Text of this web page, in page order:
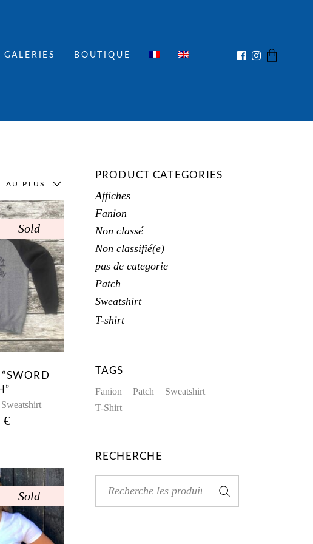
GALERIES BOUTIQUE
TRI DU PLUS RÉCENT AU PLUS ANCIEN
Sold
Sweatshirt
€
Sold
PRODUCT CATEGORIES
Affiches
Fanion
Non classé
Non classifié(e)
pas de categorie
Patch
Sweatshirt
T-shirt
TAGS
Fanion
Patch
Sweatshirt
T-Shirt
RECHERCHE